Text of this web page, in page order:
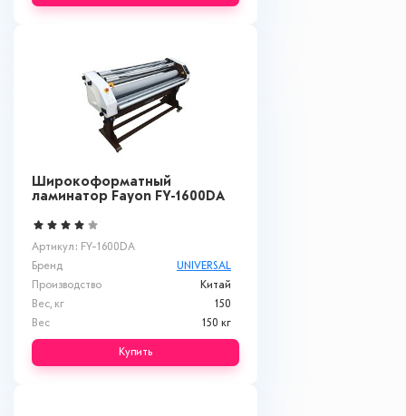
Широкоформатный
ламинатор Fayon FY-1600DA
Артикул: FY-1600DA
Бренд
UNIVERSAL
Производство
Китай
Вес, кг
150
Вес
150 кг
Купить